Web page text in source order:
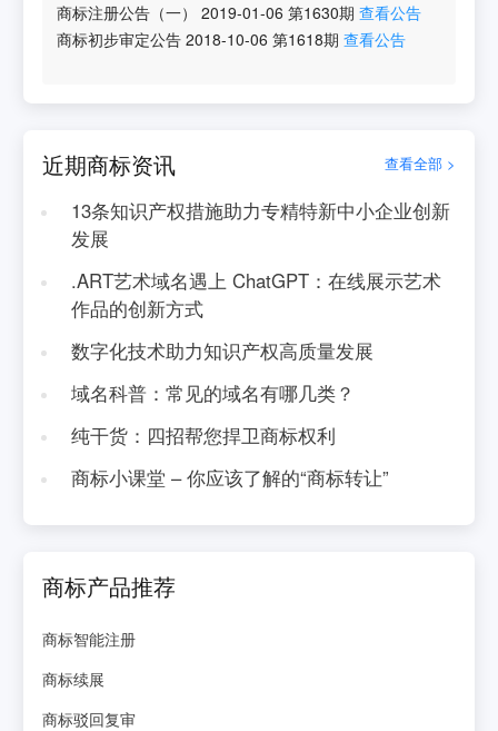
商标注册公告（一）
2019-01-06 第1630期 查看公告
商标初步审定公告 2018-10-06 第1618期 查看公告
近期商标资讯 查看全部 >
13条知识产权措施助力专精特新中小企业创新
发展
.ART艺术域名遇上 ChatGPT：在线展示艺术
作品的创新方式
数字化技术助力知识产权高质量发展
域名科普：常见的域名有哪几类？
纯干货：四招帮您捍卫商标权利
商标小课堂 – 你应该了解的“商标转让”
商标产品推荐
商标智能注册
商标续展
商标驳回复审